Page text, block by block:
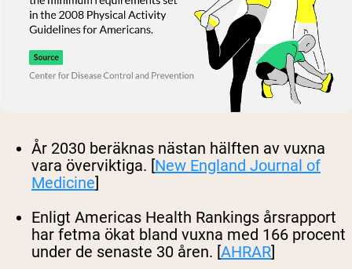
År 2030 beräknas nästan hälften av vuxna
vara överviktiga. [New England Journal of
Medicine]
Enligt Americas Health Rankings årsrapport
har fetma ökat bland vuxna med 166 procent
under de senaste 30 åren. [AHRAR]